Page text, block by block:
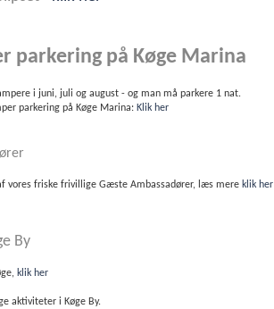
parkering på Køge Marina
i juni, juli og august - og man må parkere 1 nat.
parkering på Køge Marina: Klik her
vores friske frivillige Gæste Ambassadører, læs mere klik her
By
klik her
aktiviteter i Køge By.